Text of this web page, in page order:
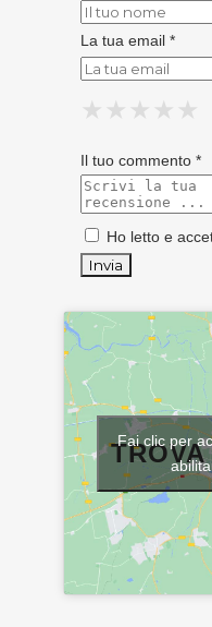
La tua email *
★
★ ★
★ ★ ★
★ ★ ★ ★
★ ★ ★ ★ ★
Il tuo commento *
Ho letto e
Fai clic per